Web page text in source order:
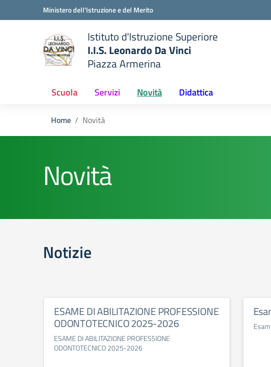
Vai ai contenuti
Vai al menu di navigazioneMinistero dell'Istruzione e del Merito
scuola
Istituto d'Istruzione Superiore
I.I.S. Leonardo Da Vinci
Piazza Armerina
Scuola Servizi Novità Didattica
Home Novità
Novità
Notizie
ESAME DI ABILITAZIONE PROFESSIONE
ODONTOTECNICO 2025-2026
ESAME DI ABILITAZIONE PROFESSIONE
ODONTOTECNICO 2025-2026